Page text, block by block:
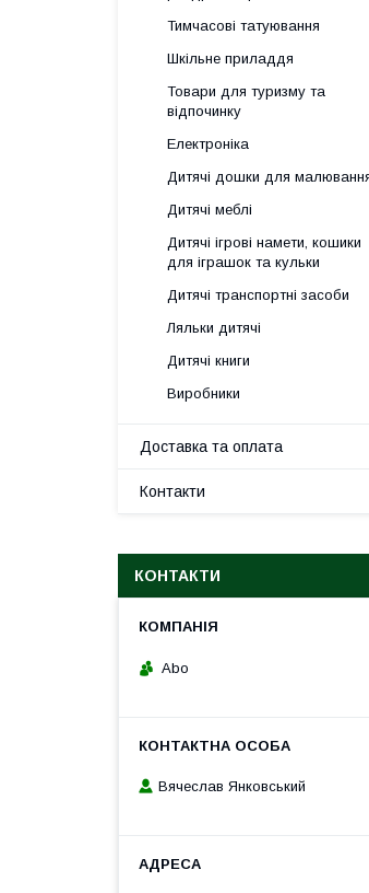
Тимчасові татуювання
Шкільне приладдя
Товари для туризму та
відпочинку
Електроніка
Дитячі дошки для
Дитячі меблі
Дитячі ігрові намети, кошики
для іграшок та кульки
Дитячі транспортні засоби
Ляльки дитячі
Дитячі книги
Виробники
Доставка та оплата
Контакти
КОНТАКТИ
Abo
Вячеслав Янковський